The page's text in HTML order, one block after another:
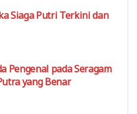
Siaga Putri Terkini dan
Pengenal pada Seragam
yang Benar